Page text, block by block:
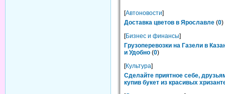
[Автоновости]
Доставка цветов в Ярославле (0)
[Бизнес и финансы]
Грузоперевозки на Газели в
и Удобно (0)
[Культура]
Сделайте приятное себе,
купив букет из красивых